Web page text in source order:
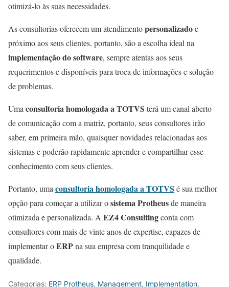
otimizá-lo às suas necessidades.
As consultorias oferecem um atendimentopersonalizadoe
próximo aos seus clientes, portanto, são a escolha ideal na
implementação do software, sempre atentas aos seus
requerimentos e disponíveis para troca de informações e solução
de problemas.
Uma consultoria homologada a TOTVS terá um canal aberto
de comunicação com a matriz, portanto, seus consultores irão
saber, em primeira mão, quaisquer novidades relacionadas aos
sistemas e poderão rapidamente aprender e compartilhar esse
conhecimento com seus clientes.
Portanto, uma consultoria homologada a TOTVS é sua melhor
opção para começar a utilizar osistema Protheusde maneira
otimizada e personalizada. A EZ4 Consultingconta com
consultores com mais de vinte anos de expertise, capazes de
implementar oERPna sua empresa com tranquilidade e
qualidade.
Categorias: ERP Protheus, Management, Implementation,